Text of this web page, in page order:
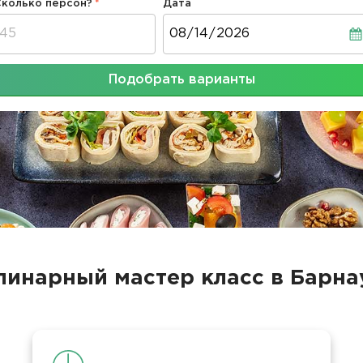
персон? Дата
Подобрать варианты
мастер класс в